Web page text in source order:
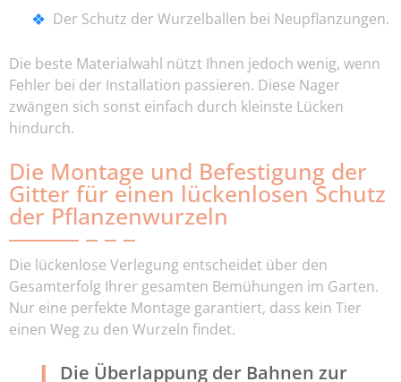
Der Schutz der Wurzelballen bei Neupflanzungen.
Die beste Materialwahl nützt Ihnen jedoch wenig, wenn
Fehler bei der Installation passieren. Diese Nager
zwängen sich sonst einfach durch kleinste Lücken
hindurch.
Die Montage und Befestigung der
Gitter für einen lückenlosen Schutz
der Pflanzenwurzeln
Die lückenlose Verlegung entscheidet über den
Gesamterfolg Ihrer gesamten Bemühungen im Garten.
Nur eine perfekte Montage garantiert, dass kein Tier
einen Weg zu den Wurzeln findet.
Die Überlappung der Bahnen zur